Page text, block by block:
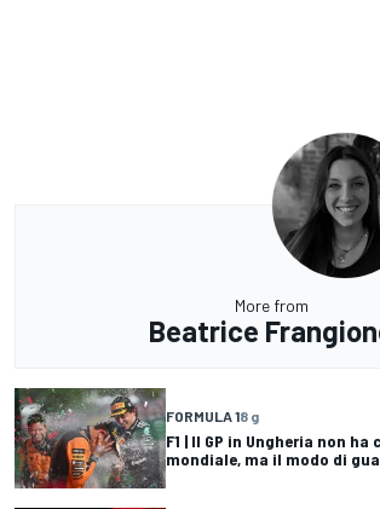
More from
Beatrice
FORMULA 18 g
F1 | Il GP in Ungheria non
mondiale, ma il modo di